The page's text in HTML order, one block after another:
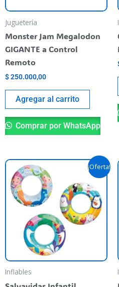
Juguetería
Monster Jam Megalodon
GIGANTE a Control
Remoto
$250.000,00
Agregar al carrito
Comprar por WhatsApp
¡Oferta!
Inflables
El
precio
original
era:
$ 4.690,00.
El
precio
actual
es:
$ 4.190,00.
Este
se